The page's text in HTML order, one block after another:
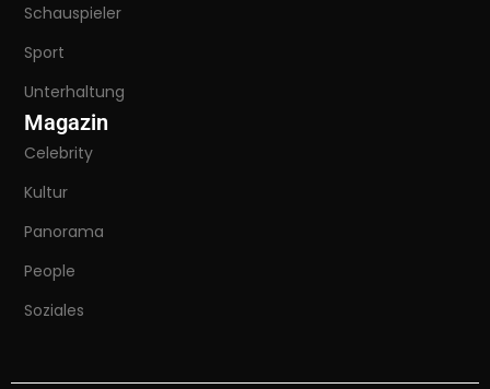
Schauspieler
Sport
Unterhaltung
Magazin
Celebrity
Kultur
Panorama
People
Soziales